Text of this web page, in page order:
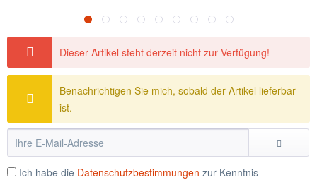
Dieser Artikel steht derzeit nicht zur Verfügung!
Benachrichtigen Sie mich, sobald der Artikel lieferbar
ist.
Ich habe die Datenschutzbestimmungen zur Kenntnis